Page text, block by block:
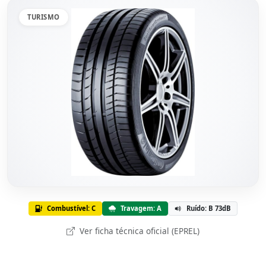
TURISMO
Combustível: C Travagem: A Ruído: B 73dB
Ver ficha técnica oficial (EPREL)